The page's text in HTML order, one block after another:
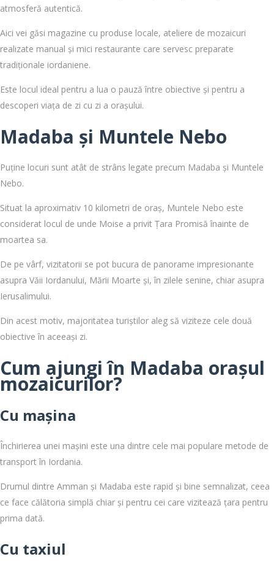
atmosferă autentică.
Aici vei găsi magazine cu produse locale, ateliere de mozaicuri
realizate manual și mici restaurante care servesc preparate
tradiționale iordaniene.
Este locul ideal pentru a lua o pauză între obiective și pentru a
descoperi viața de zi cu zi a orașului.
Madaba și Muntele Nebo
Puține locuri sunt atât de strâns legate precum Madaba și Muntele
Nebo.
Situat la aproximativ 10 kilometri de oraș, Muntele Nebo este
considerat locul de unde Moise a privit Țara Promisă înainte de
moartea sa.
De pe vârf, vizitatorii se pot bucura de panorame impresionante
asupra Văii Iordanului, Mării Moarte și, în zilele senine, chiar asupra
Ierusalimului.
Din acest motiv, majoritatea turiștilor aleg să viziteze cele două
obiective în aceeași zi.
Cum ajungi în Madaba orașul
mozaicurilor?
Cu mașina
Închirierea unei mașini este una dintre cele mai populare metode de
transport în Iordania.
Drumul dintre Amman și Madaba este rapid și bine semnalizat, ceea
ce face călătoria simplă chiar și pentru cei care vizitează țara pentru
prima dată.
Cu taxiul